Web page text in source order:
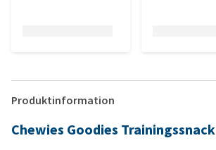
Produktinformation
Chewies Goodies Trainingssnack